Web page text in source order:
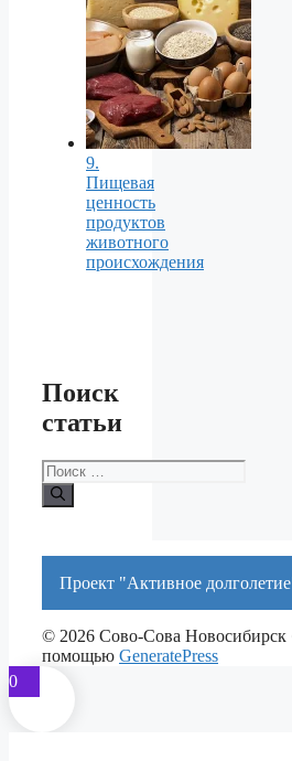
9.
Пищевая
ценность
продуктов
животного
происхождения
Поиск
статьи
Поиск:
Проект "Активное
© 2026 Сово-Сова Новосибирск
помощью GeneratePress
0